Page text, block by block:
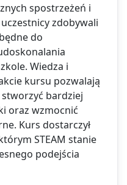
spostrzeżeń i
zdobywali
do
Wiedza i
kursu pozwalają
bardziej
oraz wzmocnić
Kurs dostarczył
STEAM stanie
podejścia